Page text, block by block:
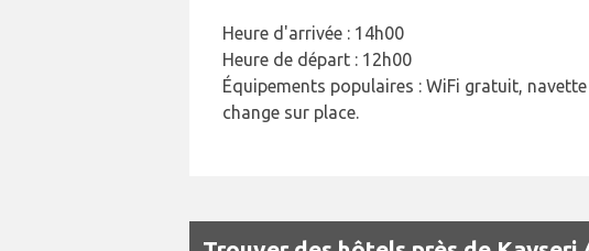
Heure d'arrivée : 14h00
Heure de départ : 12h00
Équipements populaires : WiFi gratuit,
change sur place.